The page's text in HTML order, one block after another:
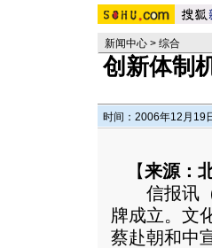
新闻中心 > 综合
创新体制
时间：2006年12月19
【来源：
信报讯（
牌成立。文
蔡赴朝和中